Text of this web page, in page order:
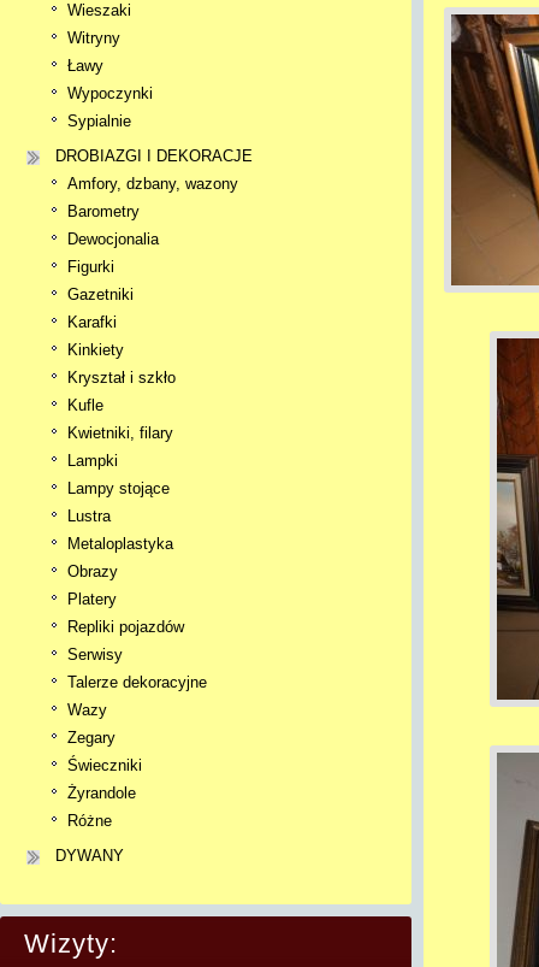
Wieszaki
Witryny
Ławy
Wypoczynki
Sypialnie
DROBIAZGI I DEKORACJE
Amfory, dzbany, wazony
Barometry
Dewocjonalia
Figurki
Gazetniki
Karafki
Kinkiety
Kryształ i szkło
Kufle
Kwietniki, filary
Lampki
Lampy stojące
Lustra
Metaloplastyka
Obrazy
Platery
Repliki pojazdów
Serwisy
Talerze dekoracyjne
Wazy
Zegary
Świeczniki
Żyrandole
Różne
DYWANY
Wizyty: